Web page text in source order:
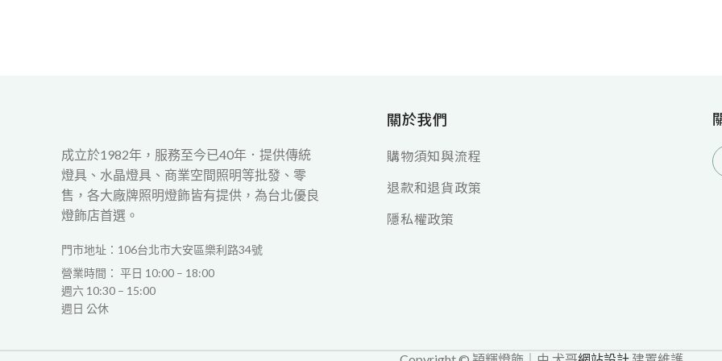
成立於1982年，服務至今已40年．提供傳統
燈具、水晶燈具、商業空間照明等批發、零
售，各大廠牌照明燈飾皆有提供，為台北優良
燈飾店首選。
門市地址：106台北市大安區樂利路34號
營業時間： 平日 10:00 – 18:00
週六 10:30 – 15:00
週日 公休
關於我們
購物須知與流程
退款和退貨政策
隱私權政策